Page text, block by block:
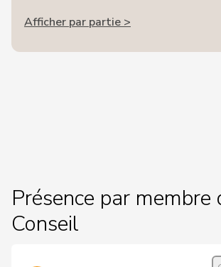
Afficher par partie >
Présence par membre
Conseil